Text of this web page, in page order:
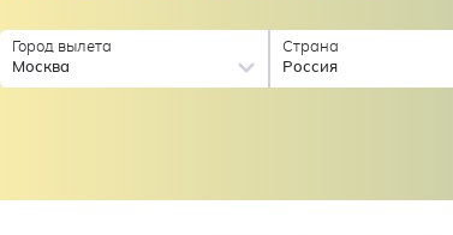
Город вылета
Москва
Страна
Россия